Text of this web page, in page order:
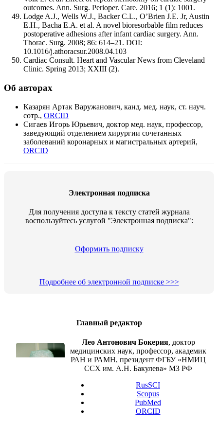
outcomes. Ann. Surg. Perioper. Care. 2016; 1 (1): 1001.
Lodge A.J., Wells W.J., Backer C.L., O’Brien J.E. Jr, Austin
E.H., Bacha E.A. et al. A novel bioresorbable film reduces
postoperative adhesions after infant cardiac surgery. Ann.
Thorac. Surg. 2008; 86: 614–21. DOI:
10.1016/j.athoracsur.2008.04.103
Cardiac Consult. Heart and Vascular News from Cleveland
Clinic. Spring 2013; XXIII (2).
Об авторах
Казарян Артак Варужанович, канд. мед. наук, ст. науч.
сотр., ORCID
Сигаев Игорь Юрьевич, доктор мед. наук, профессор,
заведующий отделением хирургии сочетанных
заболеваний коронарных и магистральных артерий,
ORCID
Электронная подписка
Для получения доступа к тексту статей журнала
воспользуйтесь услугой "Электронная подписка":
Оформить подписку
Подробнее об электронной подписке >>>
Главный редактор
Лео Антонович Бокерия, доктор
медицинских наук, профессор, академик
РАН и РАМН, президент ФГБУ «НМИЦ
ССХ им. А.Н. Бакулева» МЗ РФ
RusSCI
Scopus
PubMed
ORCID